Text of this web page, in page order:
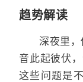
趋势解读
深夜里
音此起彼伏
这些问题是